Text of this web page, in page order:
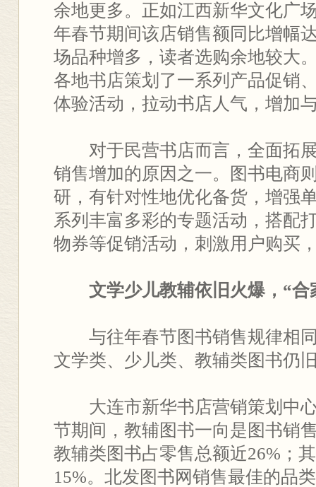
余地更多。正如江西新华文化广
年春节期间该店销售额同比增幅
场品种增多，读者选购余地较大
各地书店策划了一系列产品促销
体验活动，拉动书店人气，增加
对于民营书店而言，全面拓展
销售增加的原因之一。图书电商
研，有针对性地优化备货，增强
系列丰富多彩的专题活动，搭配
物券等促销活动，刺激用户购买
文学少儿教辅依旧火爆， “合
与往年春节图书销售规律相同
文学类、少儿类、教辅类图书仍
大连市新华书店营销策划中心
节期间，教辅图书一向是图书销
教辅类图书占零售总额近26%；
15%。北发图书网销售最佳的品